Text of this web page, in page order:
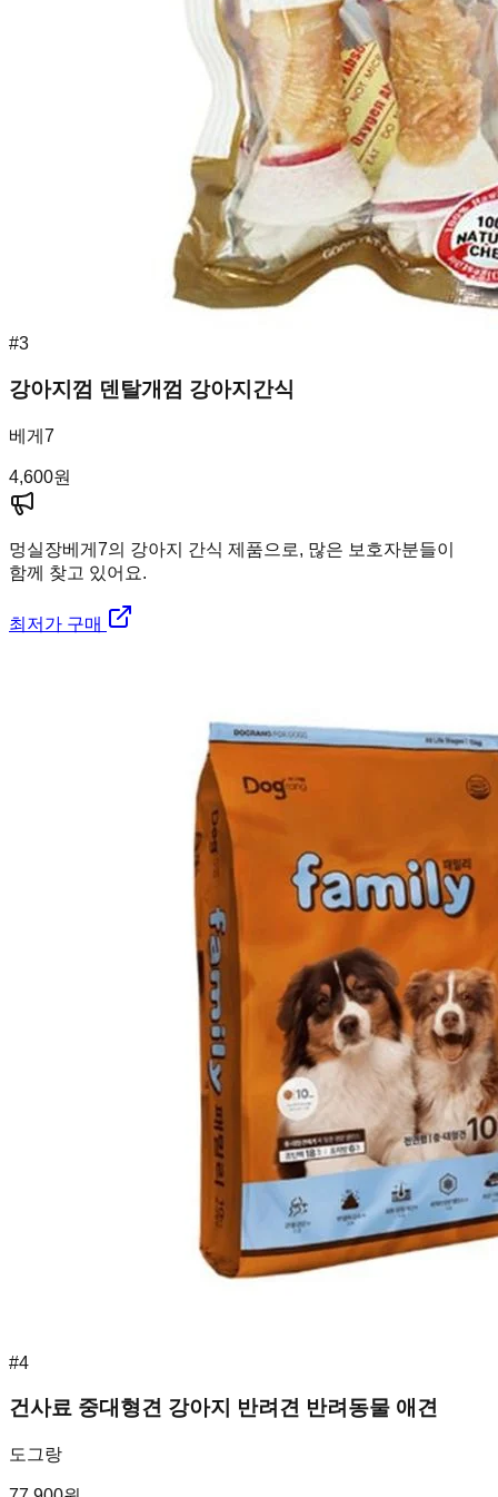
#3
강아지껌 덴탈개껌 강아지간식
베게7
4,600원
멍실장베게7의 강아지 간식 제품으로, 많은 보호자분들이
함께 찾고 있어요.
최저가 구매
#4
건사료 중대형견 강아지 반려견 반려동물 애견
도그랑